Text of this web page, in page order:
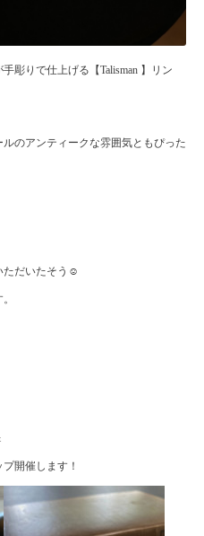
彫りで仕上げる【Talisman 】リン
のアンティークな雰囲気ともぴった
ただいたそう☺️
開催します！